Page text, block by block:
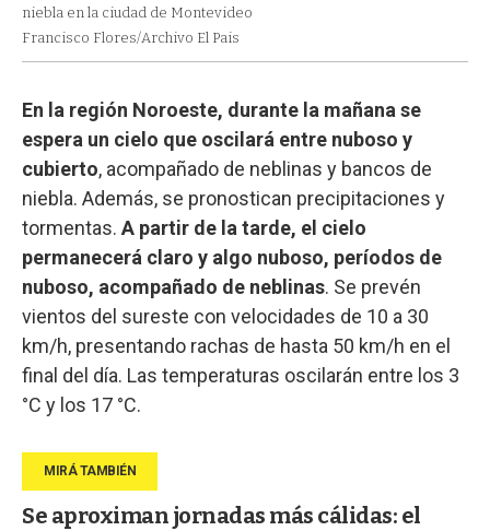
niebla en la ciudad de Montevideo
Francisco Flores/Archivo El Pais
En la región Noroeste, durante la mañana se
espera un cielo que oscilará entre nuboso y
cubierto, acompañado de neblinas y bancos de
niebla. Además, se pronostican precipitaciones y
tormentas. A partir de la tarde, el cielo
permanecerá claro y algo nuboso, períodos de
nuboso, acompañado de neblinas. Se prevén
vientos del sureste con velocidades de 10 a 30
km/h, presentando rachas de hasta 50 km/h en el
final del día. Las temperaturas oscilarán entre los 3
°C y los 17 °C.
Se aproximan jornadas más cálidas: el